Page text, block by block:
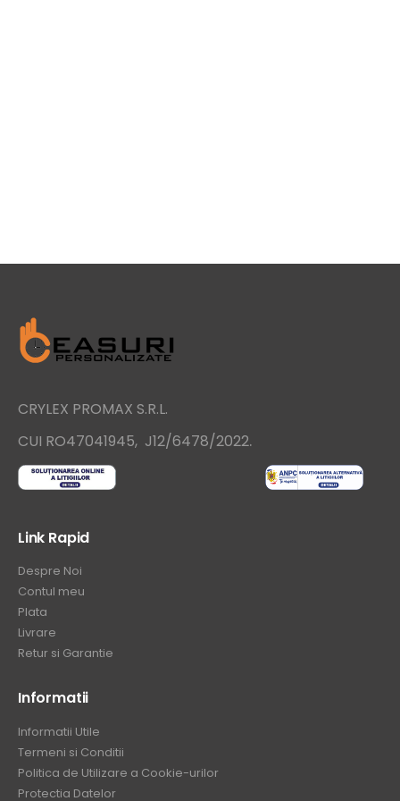
CRYLEX PROMAX S.R.L.
CUI RO47041945, J12/6478/2022.
Link Rapid
Despre Noi
Contul meu
Plata
Livrare
Retur si Garantie
Informatii
Informatii Utile
Termeni si Conditii
Politica de Utilizare a Cookie-urilor
Protectia Datelor